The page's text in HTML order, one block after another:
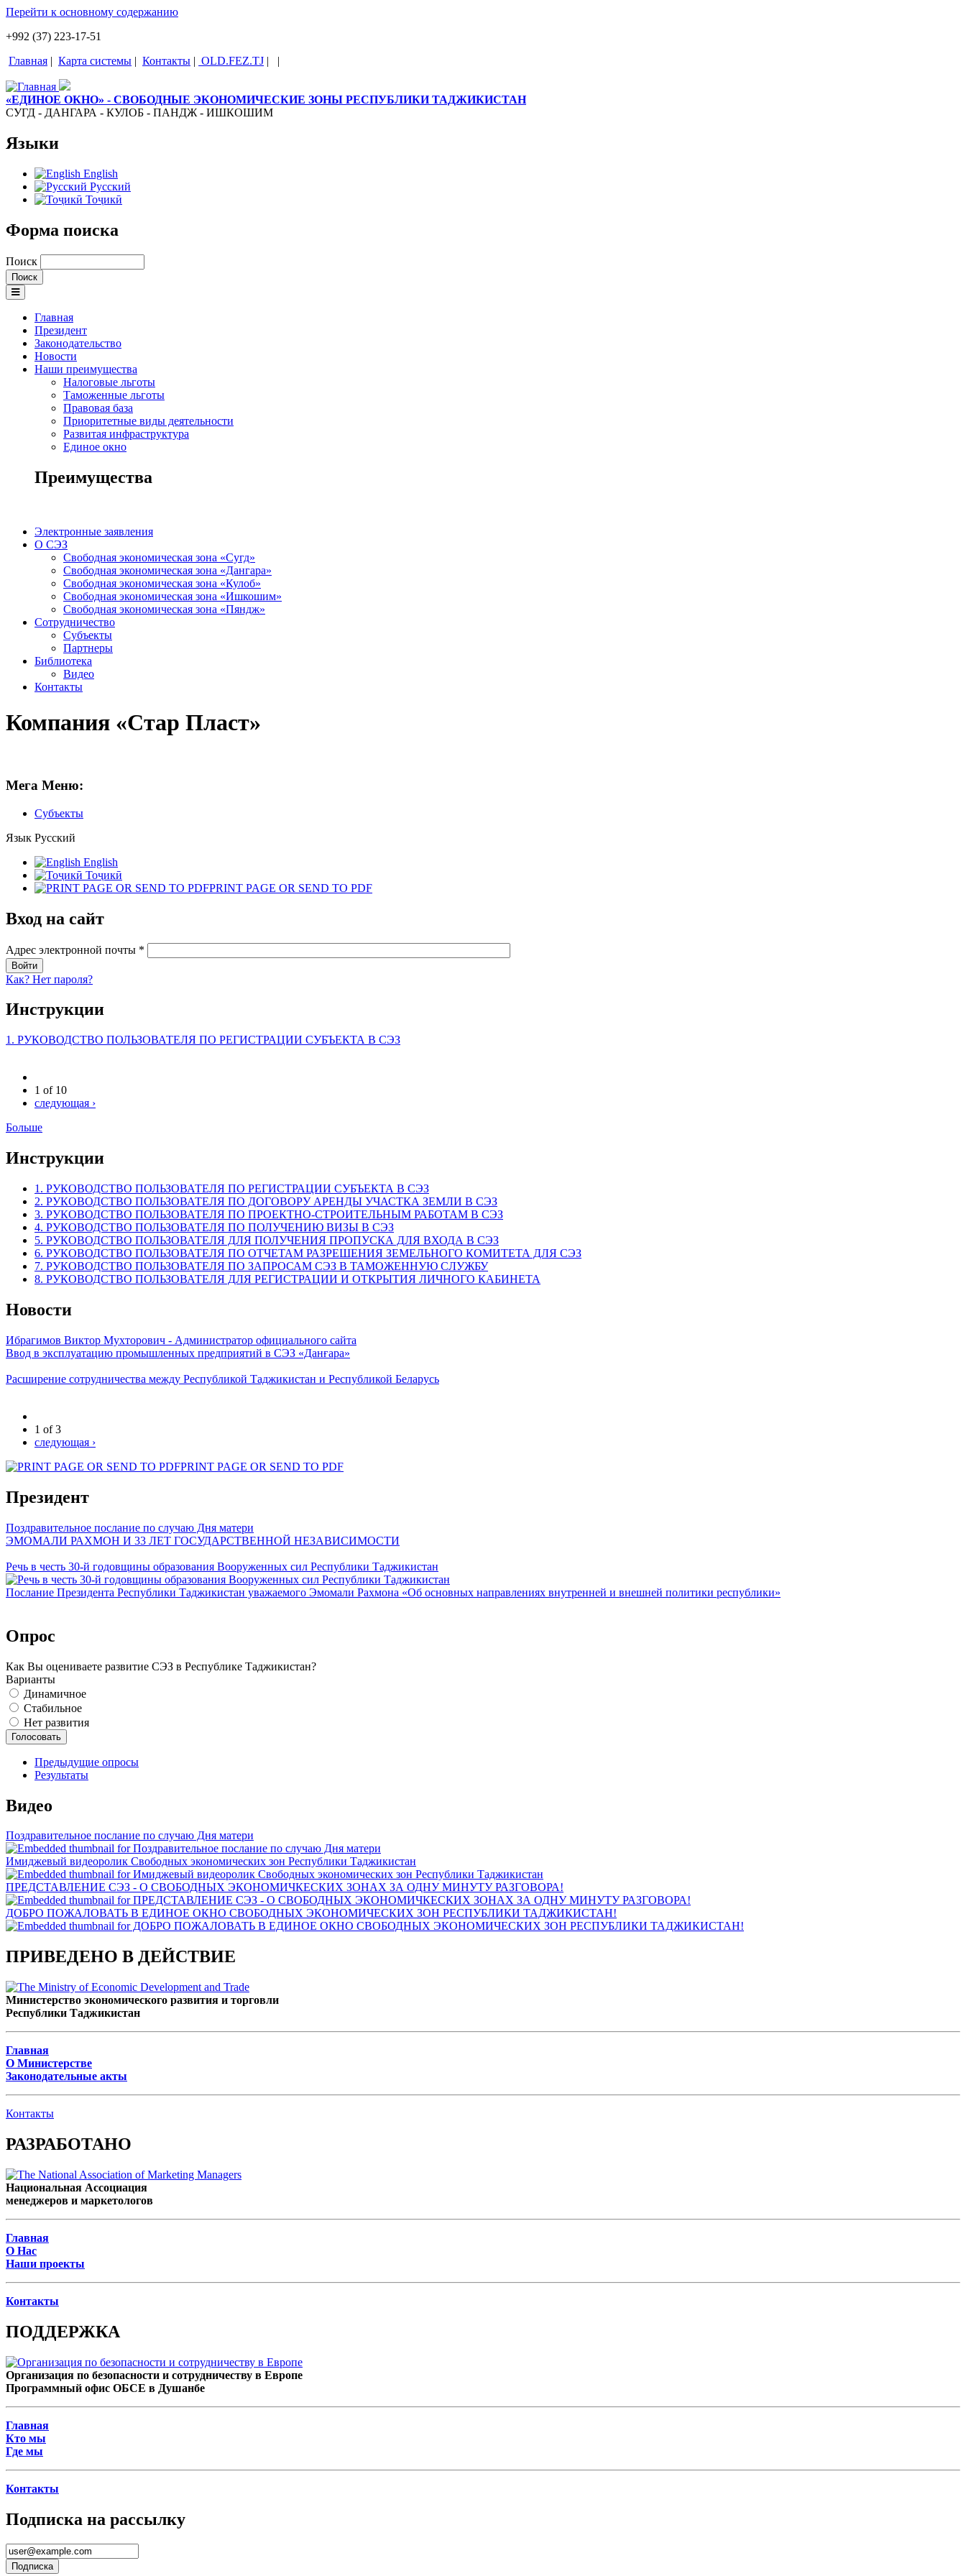
Перейти к основному содержанию
+992 (37) 223-17-51
Главная | Карта системы | Контакты | OLD.FEZ.TJ | |
«ЕДИНОЕ ОКНО» - СВОБОДНЫЕ ЭКОНОМИЧЕСКИЕ ЗОНЫ РЕСПУБЛИКИ ТАДЖИКИСТАН
СУГД - ДАНГАРА - КУЛОБ - ПАНДЖ - ИШКОШИМ
Языки
English
Русский
Тоҷикӣ
Форма поиска
Поиск
Главная
Президент
Законодательство
Новости
Наши преимущества
Налоговые льготы
Таможенные льготы
Правовая база
Приоритетные виды деятельности
Развитая инфраструктура
Единое окно
Преимущества
Электронные заявления
О СЭЗ
Свободная экономическая зона «Сугд»
Свободная экономическая зона «Дангара»
Свободная экономическая зона «Кулоб»
Свободная экономическая зона «Ишкошим»
Свободная экономическая зона «Пяндж»
Сотрудничество
Субъекты
Партнеры
Библиотека
Видео
Контакты
Компания «Стар Пласт»
Мега Меню:
Субъекты
Язык Русский
English
Тоҷикӣ
PRINT PAGE OR SEND TO PDF
Вход на сайт
Адрес электронной почты *
Как? Нет пароля?
Инструкции
1. РУКОВОДСТВО ПОЛЬЗОВАТЕЛЯ ПО РЕГИСТРАЦИИ СУБЪЕКТА В СЭЗ
1 of 10
следующая ›
Больше
Инструкции
1. РУКОВОДСТВО ПОЛЬЗОВАТЕЛЯ ПО РЕГИСТРАЦИИ СУБЪЕКТА В СЭЗ
2. РУКОВОДСТВО ПОЛЬЗОВАТЕЛЯ ПО ДОГОВОРУ АРЕНДЫ УЧАСТКА ЗЕМЛИ В СЭЗ
3. РУКОВОДСТВО ПОЛЬЗОВАТЕЛЯ ПО ПРОЕКТНО-СТРОИТЕЛЬНЫМ РАБОТАМ В СЭЗ
4. РУКОВОДСТВО ПОЛЬЗОВАТЕЛЯ ПО ПОЛУЧЕНИЮ ВИЗЫ В СЭЗ
5. РУКОВОДСТВО ПОЛЬЗОВАТЕЛЯ ДЛЯ ПОЛУЧЕНИЯ ПРОПУСКА ДЛЯ ВХОДА В СЭЗ
6. РУКОВОДСТВО ПОЛЬЗОВАТЕЛЯ ПО ОТЧЕТАМ РАЗРЕШЕНИЯ ЗЕМЕЛЬНОГО КОМИТЕТА ДЛЯ СЭЗ
7. РУКОВОДСТВО ПОЛЬЗОВАТЕЛЯ ПО ЗАПРОСАМ СЭЗ В ТАМОЖЕННУЮ СЛУЖБУ
8. РУКОВОДСТВО ПОЛЬЗОВАТЕЛЯ ДЛЯ РЕГИСТРАЦИИ И ОТКРЫТИЯ ЛИЧНОГО КАБИНЕТА
Новости
Ибрагимов Виктор Мухторович - Администратор официального сайта
Ввод в эксплуатацию промышленных предприятий в СЭЗ «Данғара»
Расширение сотрудничества между Республикой Таджикистан и Республикой Беларусь
1 of 3
следующая ›
PRINT PAGE OR SEND TO PDF
Президент
Поздравительное послание по случаю Дня матери
ЭМОМАЛИ РАХМОН И 33 ЛЕТ ГОСУДАРСТВЕННОЙ НЕЗАВИСИМОСТИ
Речь в честь 30-й годовщины образования Вооруженных сил Республики Таджикистан
Послание Президента Республики Таджикистан уважаемого Эмомали Рахмона «Об основных направлениях внутренней и внешней политики республики»
Опрос
Как Вы оцениваете развитие СЭЗ в Республике Таджикистан?
Варианты
Динамичное
Стабильное
Нет развития
Предыдущие опросы
Результаты
Видео
Поздравительное послание по случаю Дня матери
Имиджевый видеоролик Свободных экономических зон Республики Таджикистан
ПРЕДСТАВЛЕНИЕ СЭЗ - О СВОБОДНЫХ ЭКОНОМИЧКЕСКИХ ЗОНАХ ЗА ОДНУ МИНУТУ РАЗГОВОРА!
ДОБРО ПОЖАЛОВАТЬ В ЕДИНОЕ ОКНО СВОБОДНЫХ ЭКОНОМИЧЕСКИХ ЗОН РЕСПУБЛИКИ ТАДЖИКИСТАН!
ПРИВЕДЕНО В ДЕЙСТВИЕ
Министерство экономического развития и торговли
Республики Таджикистан
Главная
О Министерстве
Законодательные акты
Контакты
РАЗРАБОТАНО
Национальная Ассоциация
менеджеров и маркетологов
Главная
О Нас
Наши проекты
Контакты
ПОДДЕРЖКА
Организация по безопасности и сотрудничеству в Европе
Программный офис ОБСЕ в Душанбе
Главная
Кто мы
Где мы
Контакты
Подписка на рассылку